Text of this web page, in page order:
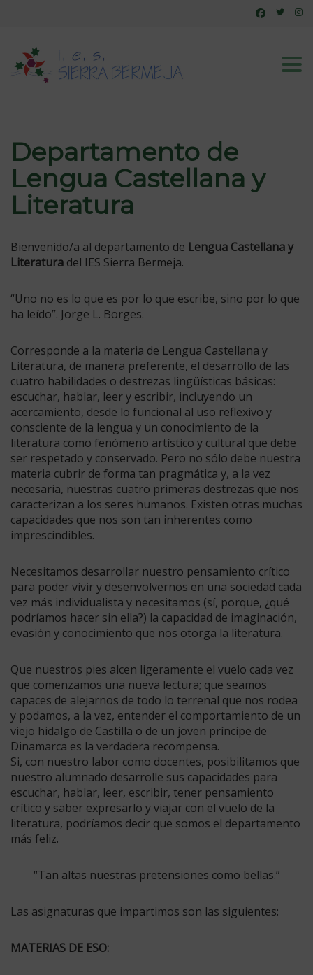
Departamento de
Lengua Castellana y
Literatura
Bienvenido/a al departamento de Lengua Castellana y
Literatura del IES Sierra Bermeja.
“Uno no es lo que es por lo que escribe, sino por lo que
ha leído”. Jorge L. Borges.
Corresponde a la materia de Lengua Castellana y
Literatura, de manera preferente, el desarrollo de las
cuatro habilidades o destrezas lingüísticas básicas:
escuchar, hablar, leer y escribir, incluyendo un
acercamiento, desde lo funcional al uso reflexivo y
consciente de la lengua y un conocimiento de la
literatura como fenómeno artístico y cultural que debe
ser respetado y conservado. Pero no sólo debe nuestra
materia cubrir de forma tan pragmática y, a la vez
necesaria, nuestras cuatro primeras destrezas que nos
caracterizan a los seres humanos. Existen otras muchas
capacidades que nos son tan inherentes como
imprescindibles.
Necesitamos desarrollar nuestro pensamiento crítico
para poder vivir y desenvolvernos en una sociedad cada
vez más individualista y necesitamos (sí, porque, ¿qué
podríamos hacer sin ella?) la capacidad de imaginación,
evasión y conocimiento que nos otorga la literatura.
Que nuestros pies alcen ligeramente el vuelo cada vez
que comenzamos una nueva lectura; que seamos
capaces de alejarnos de todo lo terrenal que nos rodea
y podamos, a la vez, entender el comportamiento de un
viejo hidalgo de Castilla o de un joven príncipe de
Dinamarca es la verdadera recompensa.
Si, con nuestro labor como docentes, posibilitamos que
nuestro alumnado desarrolle sus capacidades para
escuchar, hablar, leer, escribir, tener pensamiento
crítico y saber expresarlo y viajar con el vuelo de la
literatura, podríamos decir que somos el departamento
más feliz.
“Tan altas nuestras pretensiones como bellas.”
Las asignaturas que impartimos son las siguientes:
MATERIAS DE ESO: